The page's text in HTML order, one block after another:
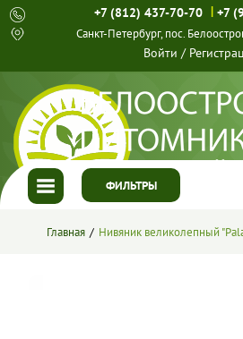
+7 (812) 437-70-70 | +7
Санкт-Петербург, пос.
Войти /
ФИЛЬТРЫ
ГЛАВНАЯ
Главная Нивяник великолепный